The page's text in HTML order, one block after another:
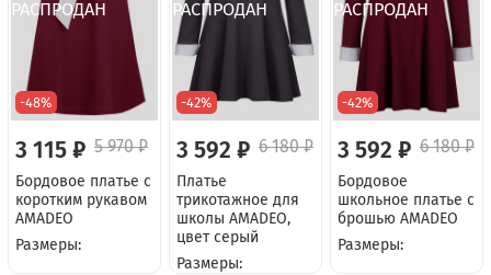
-48%
3 115 ₽ 5 970 ₽
Бордовое платье с
коротким рукавом
AMADEO
Размеры:
-42%
3 592 ₽ 6 180 ₽
Платье
трикотажное для
школы AMADEO,
цвет серый
Размеры:
-42%
3 592 ₽ 6 180 ₽
Бордовое
школьное платье с
брошью AMADEO
Размеры: